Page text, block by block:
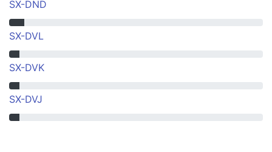
SX-DND
SX-DVL
SX-DVK
SX-DVJ